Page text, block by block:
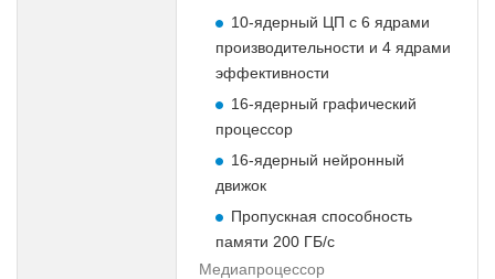
10-ядерный ЦП с 6 ядрами
производительности и 4 ядрами
эффективности
16-ядерный графический
процессор
16-ядерный нейронный
движок
Пропускная способность
памяти 200 ГБ/с
Медиапроцессор